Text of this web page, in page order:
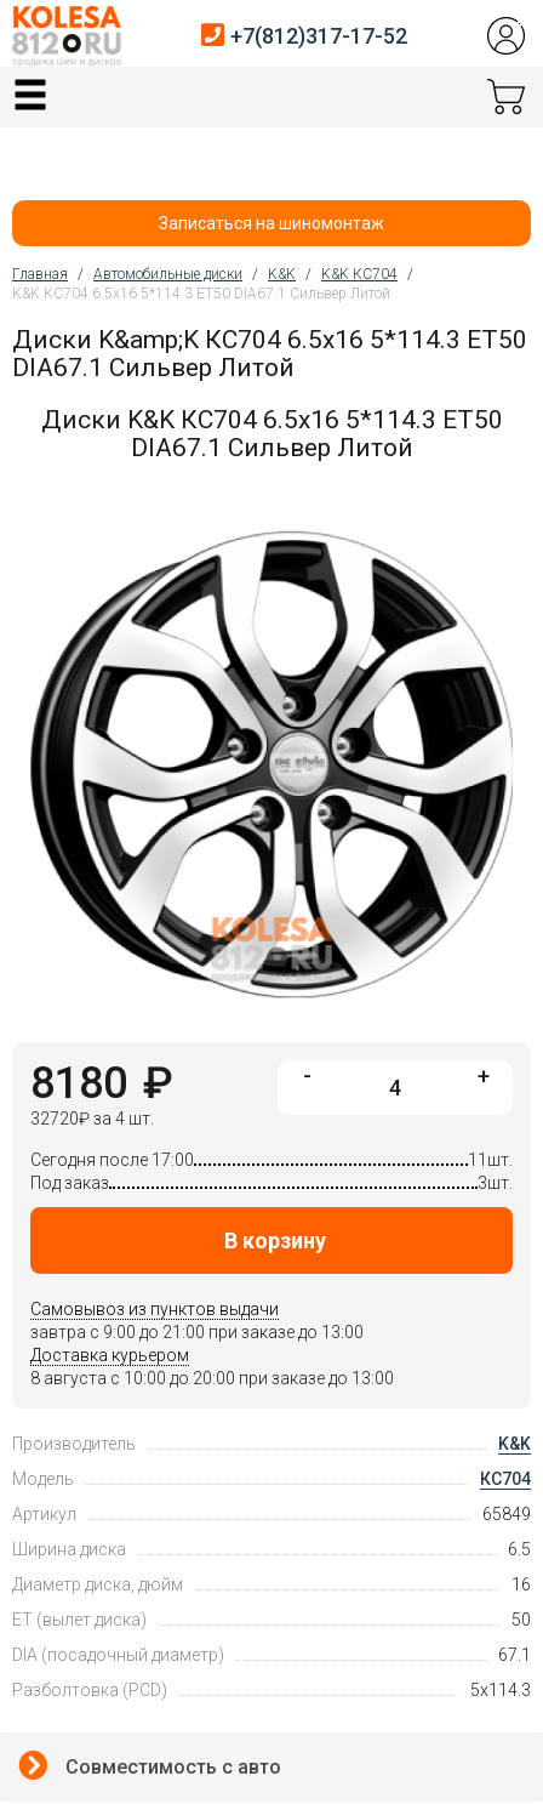
Главная
Автосервис
Услуги шиномонтажа
Хранение шин
Войти на сайт
+7(812)317-
17-
52
Пт:
9:00
21:00
+7(812)317-17-52
Записаться на шиномонтаж
Вы здесь
Главная / Автомобильные диски / K&K / K&K КС704 /
K&K КС704 6.5x16 5*114.3 ET50 DIA67.1 Сильвер Литой
Диски K&amp;K КС704 6.5x16 5*114.3 ET50
DIA67.1 Сильвер Литой
Диски K&K КС704 6.5x16 5*114.3 ET50
DIA67.1 Сильвер Литой
8180 ₽
32720₽за 4 шт.
- +
Сегодня после 17:00
11шт.
Под заказ
3шт.
В корзину
Самовывоз из пунктов выдачи
завтра c 9:00 до 21:00 при заказе до 13:00
Доставка курьером
8 августа c 10:00 до 20:00 при заказе до 13:00
Производитель
K&K
Модель
КС704
Артикул
65849
Ширина диска
6.5
Диаметр диска, дюйм
16
ET (вылет диска)
50
DIA (посадочный диаметр)
67.1
Разболтовка (PCD)
5x114.3
Совместимость с авто